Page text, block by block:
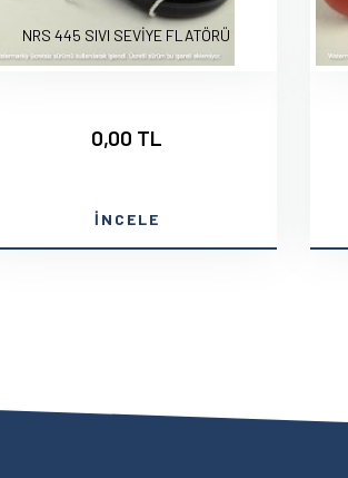
NRS 445 SIVI SEVİYE FLATÖRÜ
0,00 TL
İNCELE